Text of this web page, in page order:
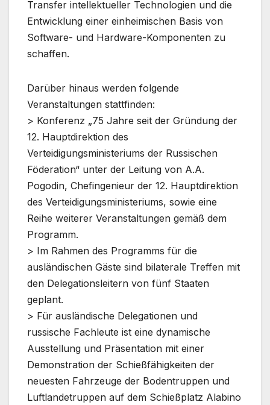
Transfer intellektueller Technologien und die
Entwicklung einer einheimischen Basis von
Software- und Hardware-Komponenten zu
schaffen.
Darüber hinaus werden folgende
Veranstaltungen stattfinden:
> Konferenz „75 Jahre seit der Gründung der
12. Hauptdirektion des
Verteidigungsministeriums der Russischen
Föderation“ unter der Leitung von A.A.
Pogodin, Chefingenieur der 12. Hauptdirektion
des Verteidigungsministeriums, sowie eine
Reihe weiterer Veranstaltungen gemäß dem
Programm.
> Im Rahmen des Programms für die
ausländischen Gäste sind bilaterale Treffen mit
den Delegationsleitern von fünf Staaten
geplant.
> Für ausländische Delegationen und
russische Fachleute ist eine dynamische
Ausstellung und Präsentation mit einer
Demonstration der Schießfähigkeiten der
neuesten Fahrzeuge der Bodentruppen und
Luftlandetruppen auf dem Schießplatz Alabino